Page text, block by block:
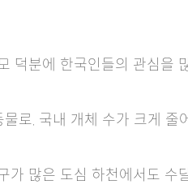
덕분에 한국인들의 관심을
로, 국내 개체 수가 크게 줄
가 많은 도심 하천에서도